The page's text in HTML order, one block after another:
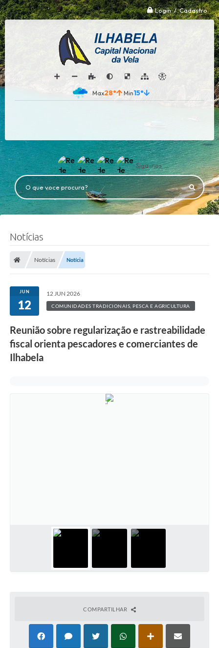
Login / Cadastro
28° 15°
Siga-nos
O que voce procura?
Notícias
Notícias Notícia
JUN
12
12 JUN 2026
COMUNIDADES TRADICIONAIS, PESCA E AGRICULTURA
Reunião sobre regularização e rastreabilidade
fiscal orienta pescadores e comerciantes de
Ilhabela
COMPARTILHAR